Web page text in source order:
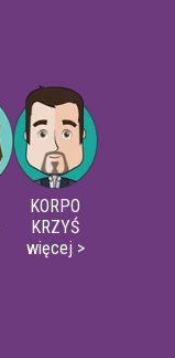
KORPO
KRZYŚ
więcej >